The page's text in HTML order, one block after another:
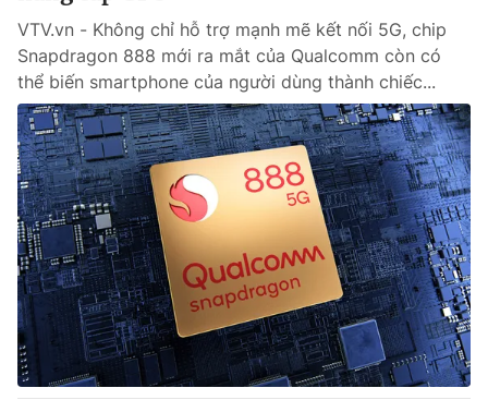
VTV.vn - Không chỉ hỗ trợ mạnh mẽ kết nối 5G, chip
Snapdragon 888 mới ra mắt của Qualcomm còn có
thể biến smartphone của người dùng thành chiếc...